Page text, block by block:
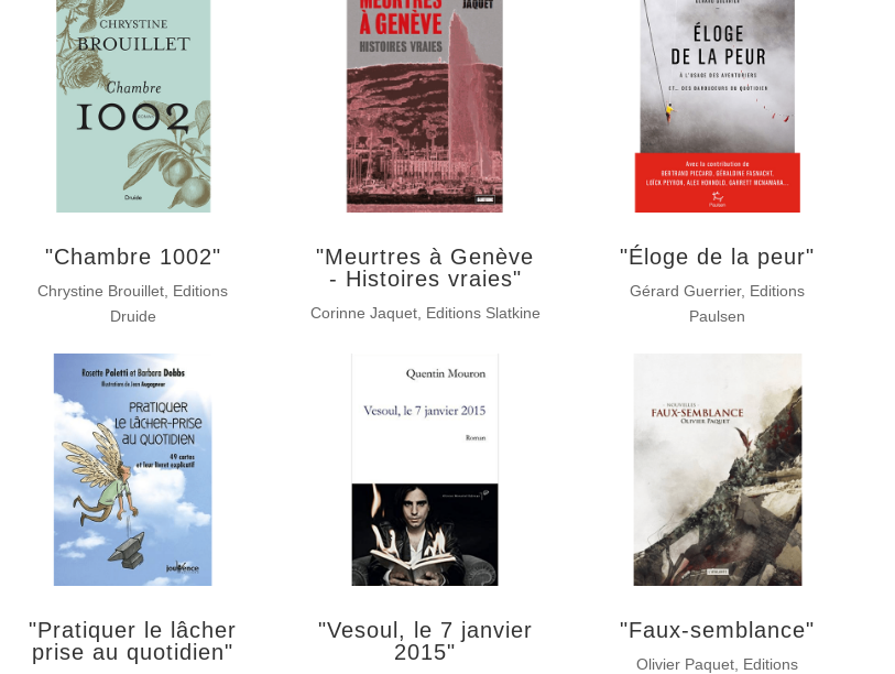
"Chambre 1002"
Chrystine Brouillet, Editions
Druide
"Meurtres à Genève
- Histoires vraies"
Corinne Jaquet, Editions Slatkine
"Éloge de la peur"
Gérard Guerrier, Editions
Paulsen
"Pratiquer le lâcher
prise au quotidien"
"Vesoul, le 7 janvier
2015"
"Faux-semblance"
Olivier Paquet, Editions